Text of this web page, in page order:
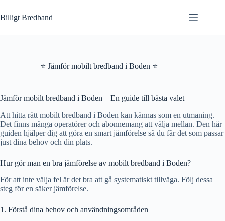
till
innehåll
Billigt Bredband
⭐ Jämför mobilt bredband i Boden ⭐
Jämför mobilt bredband i Boden – En guide till bästa valet
Att hitta rätt mobilt bredband i Boden kan kännas som en utmaning.
Det finns många operatörer och abonnemang att välja mellan. Den här
guiden hjälper dig att göra en smart jämförelse så du får det som passar
just dina behov och din plats.
Hur gör man en bra jämförelse av mobilt bredband i Boden?
För att inte välja fel är det bra att gå systematiskt tillväga. Följ dessa
steg för en säker jämförelse.
1. Förstå dina behov och användningsområden